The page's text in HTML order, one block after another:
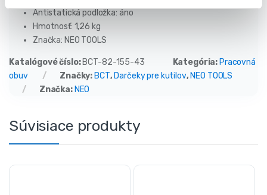
Antistatická podložka: áno
Hmotnosť: 1,26 kg
Značka: NEO TOOLS
Katalógové číslo: BCT-82-155-43 Kategória: Pracovná
obuv
Značky: BCT, Darčeky pre kutilov, NEO TOOLS
Značka: NEO
Súvisiace produkty